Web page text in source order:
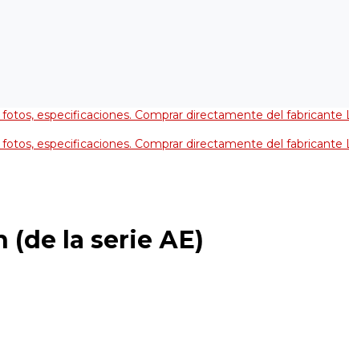
especificaciones. Comprar directamente del fabricante
especificaciones. Comprar directamente del fabricante
(de la serie АЕ)